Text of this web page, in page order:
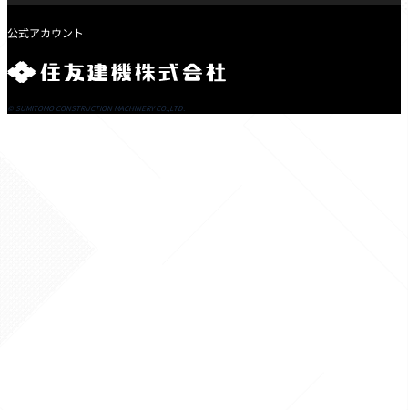
情報誌「POWER」
© SUMITOMO CONSTRUCTION MACHINERY CO.,LTD.